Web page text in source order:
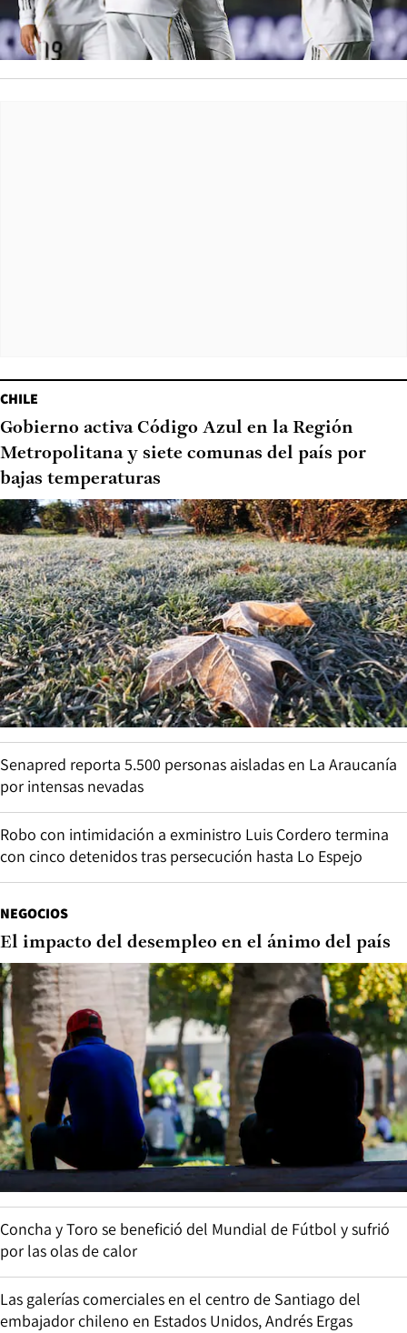
CHILE
Gobierno activa Código Azul en la Región
Metropolitana y siete comunas del país por
bajas temperaturas
Senapred reporta 5.500 personas aisladas en La Araucanía
por intensas nevadas
Robo con intimidación a exministro Luis Cordero termina
con cinco detenidos tras persecución hasta Lo Espejo
NEGOCIOS
El impacto del desempleo en el ánimo del país
Concha y Toro se benefició del Mundial de Fútbol y sufrió
por las olas de calor
Las galerías comerciales en el centro de Santiago del
embajador chileno en Estados Unidos, Andrés Ergas